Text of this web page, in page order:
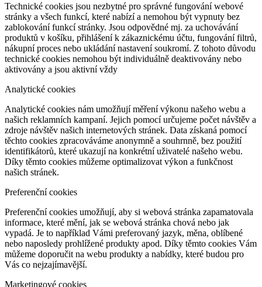
Technické cookies jsou nezbytné pro správné fungování webové
stránky a všech funkcí, které nabízí a nemohou být vypnuty bez
zablokování funkcí stránky. Jsou odpovědné mj. za uchovávání
produktů v košíku, přihlášení k zákaznickému účtu, fungování filtrů,
nákupní proces nebo ukládání nastavení soukromí. Z tohoto důvodu
technické cookies nemohou být individuálně deaktivovány nebo
aktivovány a jsou aktivní vždy
Analytické cookies
Analytické cookies nám umožňují měření výkonu našeho webu a
našich reklamních kampaní. Jejich pomocí určujeme počet návštěv a
zdroje návštěv našich internetových stránek. Data získaná pomocí
těchto cookies zpracováváme anonymně a souhrnně, bez použití
identifikátorů, které ukazují na konkrétní uživatelé našeho webu.
Díky těmto cookies můžeme optimalizovat výkon a funkčnost
našich stránek.
Preferenční cookies
Preferenční cookies umožňují, aby si webová stránka zapamatovala
informace, které mění, jak se webová stránka chová nebo jak
vypadá. Je to například Vámi preferovaný jazyk, měna, oblíbené
nebo naposledy prohlížené produkty apod. Díky těmto cookies Vám
můžeme doporučit na webu produkty a nabídky, které budou pro
Vás co nejzajímavější.
Marketingové cookies